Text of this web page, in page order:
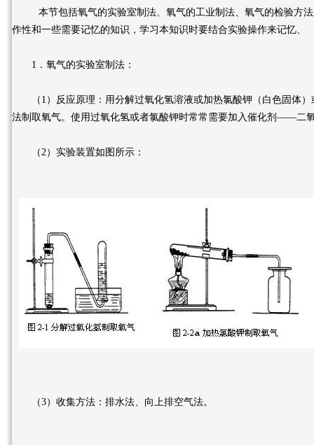
本节包括氧气的实验室制法、氧气的工业制法、氧气的检验方法
作性和一些需要记忆的知识，学习本知识时要结合实验操作来记忆、
1．氧气的实验室制法：
（1）反应原理：用分解过氧化氢溶液或加热氯酸钾（白色固体）
法制取氧气。使用过氧化氢或者氯酸钾时常常需要加入催化剂——二
（2）实验装置如图所示：
（3）收集方法：排水法、向上排空气法。